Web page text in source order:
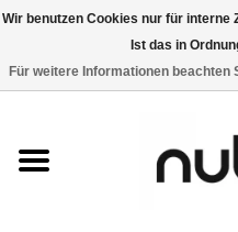
Damen
Wir benutzen Cookies nur für interne
Ist das in
Für weitere Informationen